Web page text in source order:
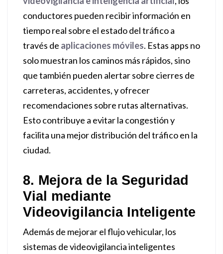
conductores pueden recibir información en
tiempo real sobre el estado del tráfico a
través de aplicaciones móviles. Estas apps no
solo muestran los caminos más rápidos, sino
que también pueden alertar sobre cierres de
carreteras, accidentes, y ofrecer
recomendaciones sobre rutas alternativas.
Esto contribuye a evitar la congestión y
facilita una mejor distribución del tráfico en la
ciudad.
8. Mejora de la Seguridad
Vial mediante
Videovigilancia Inteligente
Además de mejorar el flujo vehicular, los
sistemas de videovigilancia inteligentes